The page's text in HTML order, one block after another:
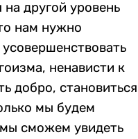
другой уровень
нам нужно
ненависти к
добро, становиться
мы будем
сможем увидеть